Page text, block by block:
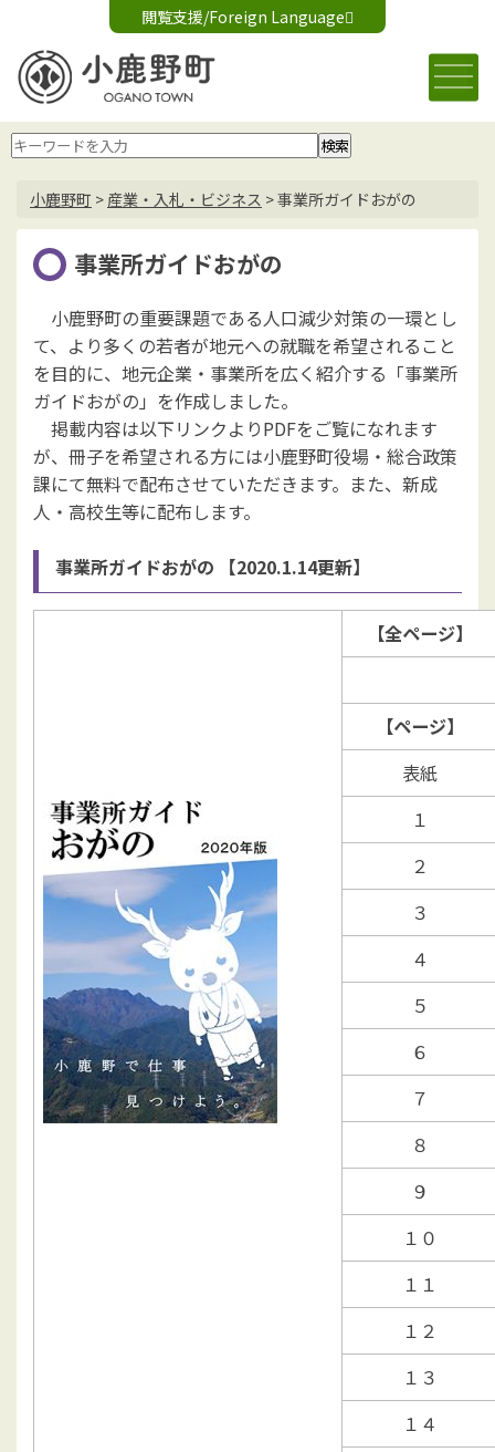
閲覧支援/Foreign Language
音声読み上げ
大
背景色変更 Foreign Language
小鹿野町 > 産業・入札・ビジネス >事業所ガイドおがの
事業所ガイドおがの
小鹿野町の重要課題である人口減少対策の一環とし
て、より多くの若者が地元への就職を希望されること
を目的に、地元企業・事業所を広く紹介する「事業所
ガイドおがの」を作成しました。
掲載内容は以下リンクよりPDFをご覧になれます
が、冊子を希望される方には小鹿野町役場・総合政策
課にて無料で配布させていただきます。また、新成
人・高校生等に配布します。
事業所ガイドおがの 【2020.1.14更新】
【全ページ】
【ページ】
表紙
１
２
３
４
５
６
７
８
９
１０
１１
１２
１３
１４